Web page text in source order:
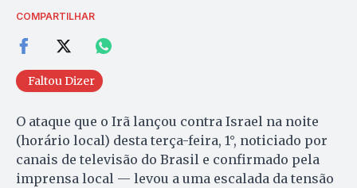
COMPARTILHAR
Faltou Dizer
O ataque que o Irã lançou contra Israel na noite
(horário local) desta terça-feira, 1°, noticiado por
canais de televisão do Brasil e confirmado pela
imprensa local — levou a uma escalada da tensão